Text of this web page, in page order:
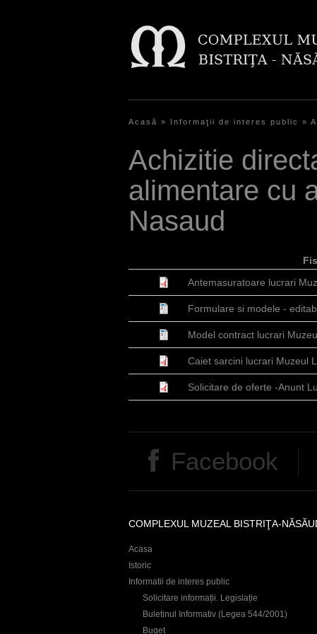
o
u
a
r
e
Acasă » Informaţii de interes public »
Achizitie
alimentare cu
Nasaud
Antemasuratoare lucrari
Formulare si modele -
Model contract lucrari
Caiet sarcini lucrari Muzeul
Solicitare de oferte -Anunt
Facebook
COMPLEXUL MUZEAL BISTRIŢA-
Acasa
Istoric
Informatii de interes public
Solicitare informații. Legislație
Buletinul Informativ (Legea 544/2001)
Buget